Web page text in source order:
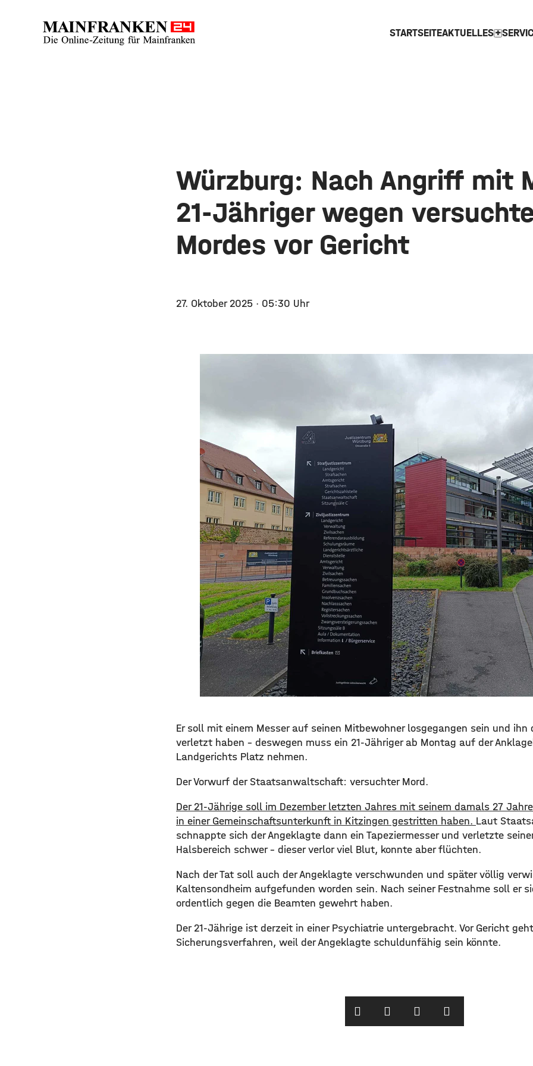
STARTSEITEAKTUELLESexpand_more
Würzburg: Nach Angriff mit
21-Jähriger wegen
Mordes vor Gericht
27. Oktober 2025 · 05:30 Uhr
​​Er soll mit einem Messer auf seinen Mitbewohner losgegangen sein und ihn
verletzt haben – deswegen muss ein 21-Jähriger ab Montag auf der
Landgerichts Platz nehmen.
​Der Vorwurf der Staatsanwaltschaft: versuchter Mord.
​Der 21-Jährige soll im Dezember letzten Jahres mit seinem damals 27
in einer Gemeinschaftsunterkunft in Kitzingen gestritten haben. Laut
schnappte sich der Angeklagte dann ein Tapeziermesser und verletzte
Halsbereich schwer – dieser verlor viel Blut, konnte aber flüchten.
​Nach der Tat soll auch der Angeklagte verschwunden und später völlig
Kaltensondheim aufgefunden worden sein. Nach seiner Festnahme soll er
ordentlich gegen die Beamten gewehrt haben.
​Der 21-Jährige ist derzeit in einer Psychiatrie untergebracht. Vor Gericht
Sicherungsverfahren, weil der Angeklagte schuldunfähig sein könnte.